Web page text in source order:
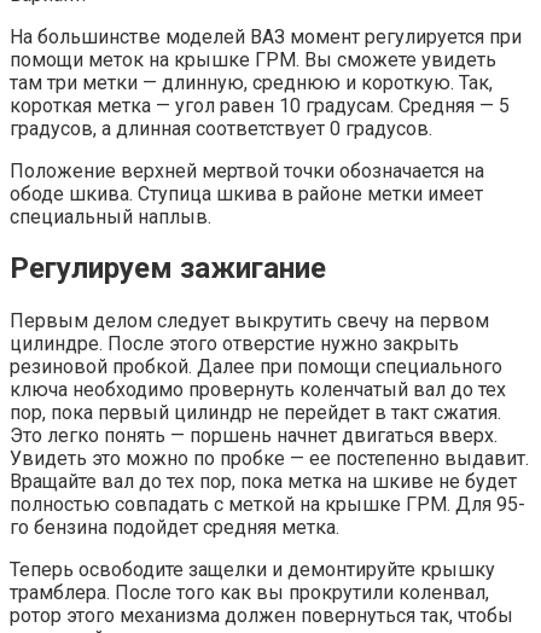
На большинстве моделей ВАЗ момент регулируется при
помощи меток на крышке ГРМ. Вы сможете увидеть
там три метки — длинную, среднюю и короткую. Так,
короткая метка — угол равен 10 градусам. Средняя — 5
градусов, а длинная соответствует 0 градусов.
Положение верхней мертвой точки обозначается на
ободе шкива. Ступица шкива в районе метки имеет
специальный наплыв.
Регулируем зажигание
Первым делом следует выкрутить свечу на первом
цилиндре. После этого отверстие нужно закрыть
резиновой пробкой. Далее при помощи специального
ключа необходимо провернуть коленчатый вал до тех
пор, пока первый цилиндр не перейдет в такт сжатия.
Это легко понять — поршень начнет двигаться вверх.
Увидеть это можно по пробке — ее постепенно выдавит.
Вращайте вал до тех пор, пока метка на шкиве не будет
полностью совпадать с меткой на крышке ГРМ. Для 95-
го бензина подойдет средняя метка.
Теперь освободите защелки и демонтируйте крышку
трамблера. После того как вы прокрутили коленвал,
ротор этого механизма должен повернуться так, чтобы